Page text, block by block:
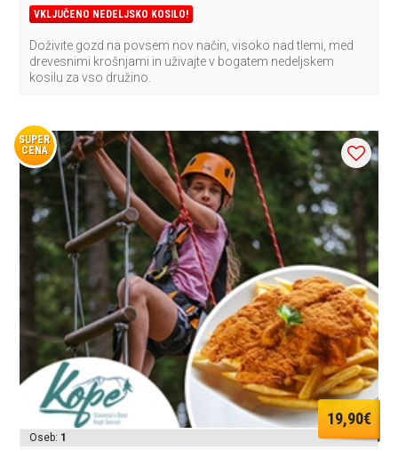
VKLJUČENO NEDELJSKO KOSILO!
Doživite gozd na povsem nov način, visoko nad tlemi, med
drevesnimi krošnjami in uživajte v bogatem nedeljskem
kosilu za vso družino.
SUPER
CENA
19,90€
Oseb: 1